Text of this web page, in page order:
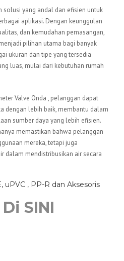
solusi yang andal dan efisien untuk
aplikasi. Dengan keunggulan
dan kemudahan pemasangan,
pilihan utama bagi banyak
ukuran dan tipe yang tersedia
luas, mulai dari kebutuhan rumah
Valve Onda , pelanggan dapat
dengan lebih baik, membantu dalam
sumber daya yang lebih efisien.
memastikan bahwa pelanggan
mereka, tetapi juga
dalam mendistribusikan air secara
uPVC , PP-R dan Aksesoris
SINI